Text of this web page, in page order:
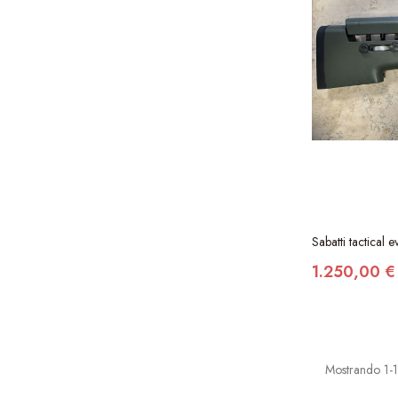
Sabatti tactical
1.250,00 €
Mostrando 1-